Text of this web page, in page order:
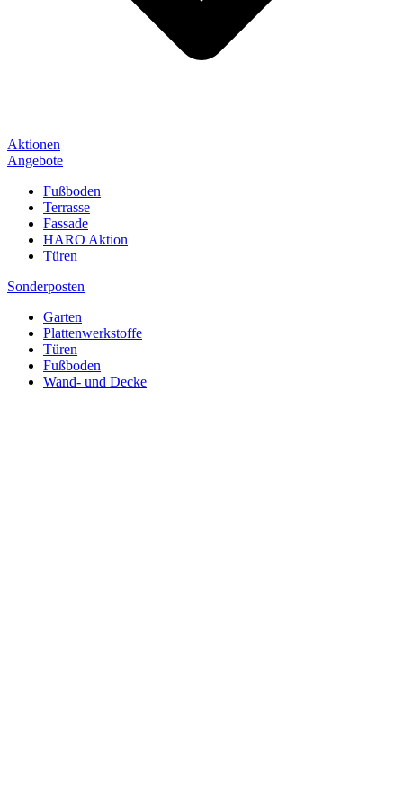
Aktionen
Angebote
Fußboden
Terrasse
Fassade
HARO Aktion
Türen
Sonderposten
Garten
Plattenwerkstoffe
Türen
Fußboden
Wand- und Decke